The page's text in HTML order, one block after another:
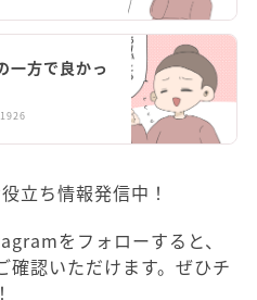
一方で良かっ
立ち情報発信中！
をフォローすると、
確認いただけます。ぜひチ